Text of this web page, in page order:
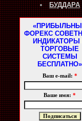
БУДДАРА
ФОРЕКС
ИНДИКАТОРЫ
ТОРГОВЫЕ
СИСТЕМЫ
БЕСПЛАТНО»
Ваш e-mail: *
Ваше имя:*